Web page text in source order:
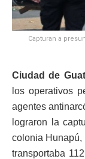
Capturan a
Ciudad de
los operativos
agentes
lograron la
colonia Hunapú,
transportaba